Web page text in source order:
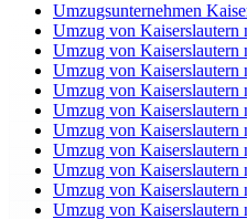
Umzugsunternehmen
Umzug von Kaiserslautern
Umzug von Kaiserslautern
Umzug von Kaiserslautern
Umzug von Kaiserslautern
Umzug von Kaiserslautern
Umzug von Kaiserslautern
Umzug von Kaiserslautern
Umzug von Kaiserslautern
Umzug von Kaiserslautern
Umzug von Kaiserslautern